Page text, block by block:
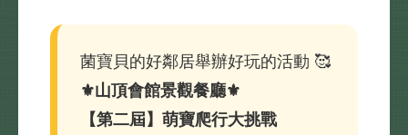
菌寶貝的好鄰居舉辦好玩的活動 🥰
⚜️山頂會館景觀餐廳⚜️
【第二屆】萌寶爬行大挑戰